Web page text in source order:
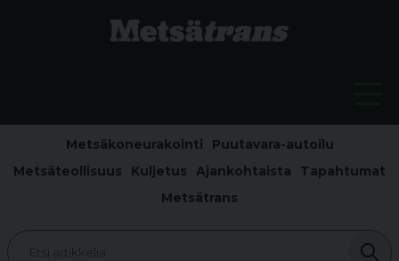
Metsäkoneurakointi
Puutavara-autoilu
Metsäteollisuus
Kuljetus Ajankohtaista
Tapahtumat
Metsätrans